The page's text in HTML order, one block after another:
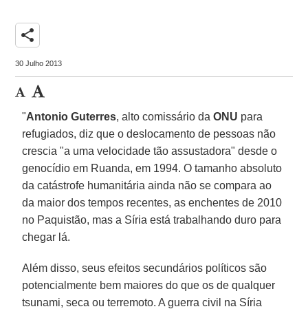
share
30 Julho 2013
"Antonio Guterres, alto comissário daONU para
refugiados, diz que o deslocamento de pessoas não
crescia "a uma velocidade tão assustadora" desde o
genocídio em Ruanda, em 1994. O tamanho absoluto
da catástrofe humanitária ainda não se compara ao
da maior dos tempos recentes, as enchentes de 2010
no Paquistão, mas a Síria está trabalhando duro para
chegar lá.
Além disso, seus efeitos secundários políticos são
potencialmente bem maiores do que os de qualquer
tsunami, seca ou terremoto. A guerra civil na Síria